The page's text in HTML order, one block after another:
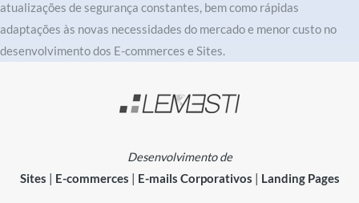
atualizações de segurança constantes, bem como rápidas
adaptações às novas necessidades do mercado e menor custo no
desenvolvimento dos E-commerces e Sites.
Desenvolvimento de
Sites
E-commerces E-mails Corporativos Landing Pages